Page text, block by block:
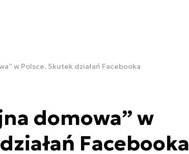
w Polsce. Skutek działań Facebooka
domowa” w
Facebooka